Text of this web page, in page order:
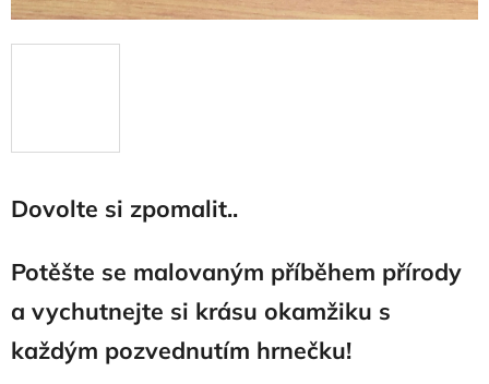
Dovolte si zpomalit..
Potěšte se malovaným příběhem přírody
a vychutnejte si krásu okamžiku s
každým pozvednutím hrnečku!